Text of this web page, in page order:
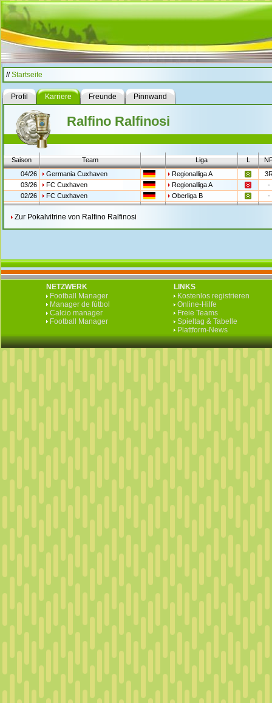
//Startseite
Profil Karriere Freunde Pinnwand
Ralfino Ralfinosi
Saison Team Liga L
04/26
Germania Cuxhaven Regionalliga A
03/26
FC Cuxhaven Regionalliga A
-
02/26
FC Cuxhaven Oberliga B -
Zur Pokalvitrine von Ralfino Ralfinosi
NETZWERK
Football Manager
Manager de fútbol
Calcio manager
Football Manager
LINKS
Kostenlos registrieren
Online-Hilfe
Freie Teams
Spieltag & Tabelle
Plattform-News